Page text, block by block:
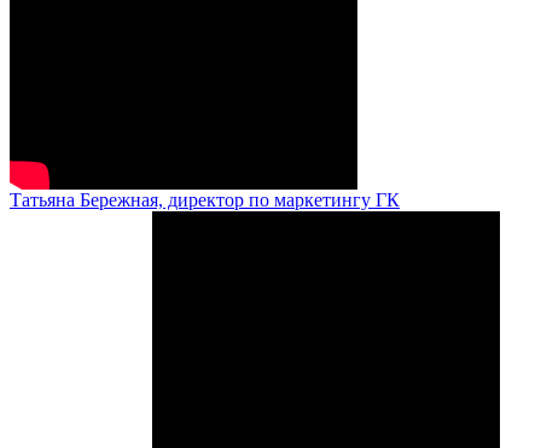
Татьяна Бережная, директор по маркетингу ГК